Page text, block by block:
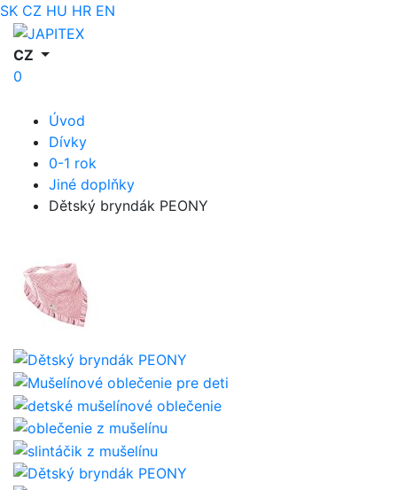
SK CZ HU HR EN
CZ
0
Úvod
Dívky
0-1 rok
Jiné doplňky
Dětský bryndák PEONY